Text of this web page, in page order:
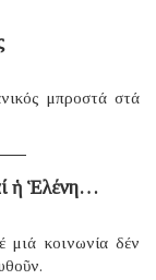
μπροστά στά
ἡ Ἑλένη…
μιά κοινωνία δέν